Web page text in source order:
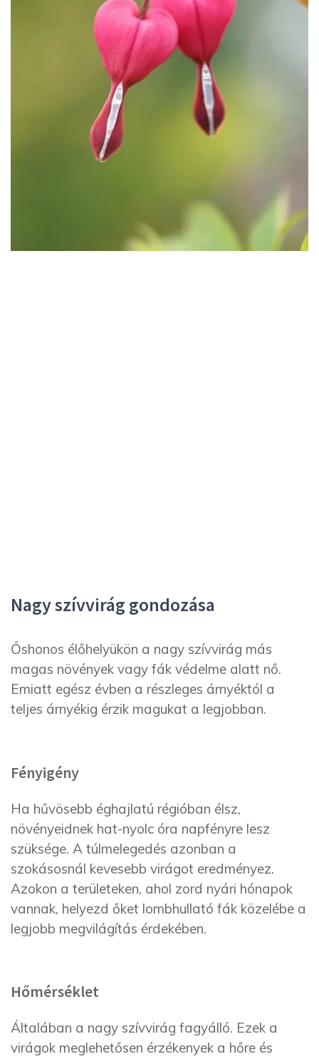
Nagy szívvirág gondozása
Őshonos élőhelyükön a nagy szívvirág más
magas növények vagy fák védelme alatt nő.
Emiatt egész évben a részleges árnyéktól a
teljes árnyékig érzik magukat a legjobban.
Fényigény
Ha hűvösebb éghajlatú régióban élsz,
növényeidnek hat-nyolc óra napfényre lesz
szüksége. A túlmelegedés azonban a
szokásosnál kevesebb virágot eredményez.
Azokon a területeken, ahol zord nyári hónapok
vannak, helyezd őket lombhullató fák közelébe a
legjobb megvilágítás érdekében.
Hőmérséklet
Általában a nagy szívvirág fagyálló. Ezek a
virágok meglehetősen érzékenyek a hőre és